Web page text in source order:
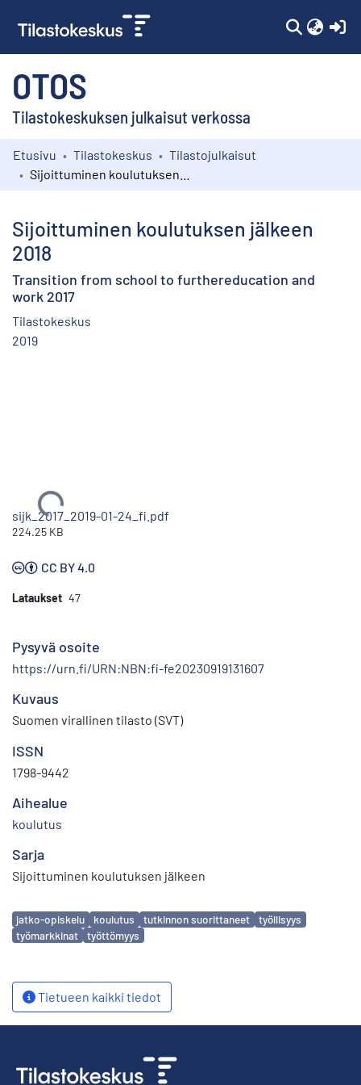
OTOS
Tilastokeskuksen julkaisut verkossa
Kokoelmat
Etusivu Tilastokeskus
Tilastojulkaisut
Sijoittuminen koulutuksen jälkeen
2018
Transition from school to furthereducation and
work 2017
Tilastokeskus
2019
Ladataan...
sijk_2017_2019-01-24_fi.pdf
224.25 KB
CC BY 4.0
Lataukset 47
Pysyvä osoite
https://urn.fi/URN:NBN:fi-fe20230919131607
Kuvaus
Suomen virallinen tilasto (SVT)
ISSN
1798-9442
Aihealue
koulutus
Sarja
Sijoittuminen koulutuksen jälkeen
Avainsanat
jatko-opiskelu koulutus tutkinnon suorittaneet
työllisyys
työmarkkinat
työttömyys
Tietueen kaikki tiedot